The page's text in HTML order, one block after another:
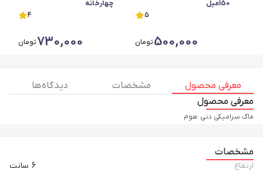
150میل
5
500,000تومان
چهارخانه
4
730,000تومان
معرفی محصول مشخصات
دیدگاه ها
معرفی محصول
ماگ سرامیکی دنی هوم
مشخصات
ارتفاع
6 سانت